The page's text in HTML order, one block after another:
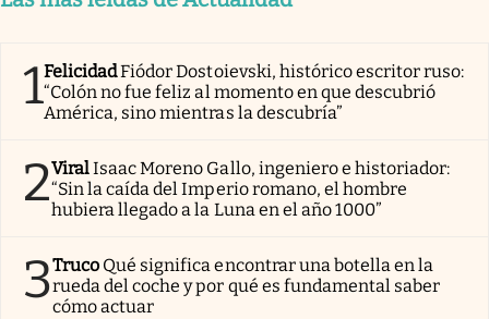
1FelicidadFiódor Dostoievski, histórico escritor ruso:
“Colón no fue feliz al momento en que descubrió
América, sino mientras la descubría”
2ViralIsaac Moreno Gallo, ingeniero e historiador:
“Sin la caída del Imperio romano, el hombre
hubiera llegado a la Luna en el año 1000”
3Truco Qué significa encontrar una botella en la
rueda del coche y por qué es fundamental saber
cómo actuar